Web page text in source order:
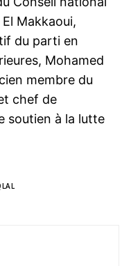
Makkaoui,
du parti en
Mohamed
membre du
chef de
soutien à la lutte